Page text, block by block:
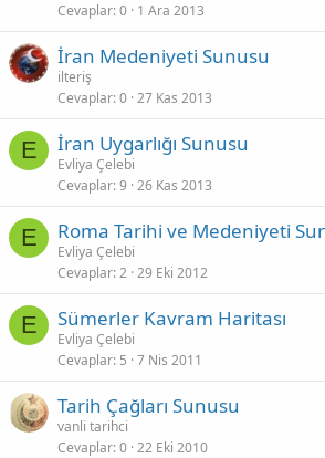
Cevaplar 0 1 Ara 2013
İran Medeniyeti Sunusu
ilteriş
Cevaplar 0 27 Kas 2013
E İran Uygarlığı Sunusu
Evliya Çelebi
Cevaplar 9 26 Kas 2013
E Roma Tarihi ve Medeniyeti
Evliya Çelebi
Cevaplar 2 29 Eki 2012
E Sümerler Kavram Haritası
Evliya Çelebi
Cevaplar 5 7 Nis 2011
Tarih Çağları Sunusu
vanli tarihci
Cevaplar 0 22 Eki 2010